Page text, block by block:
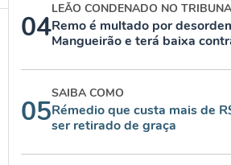
04
LEÃO CONDENADO NO
Remo é multado por
Mangueirão e terá baixa
05
SAIBA COMO
Rémedio que custa mais de
ser retirado de graça